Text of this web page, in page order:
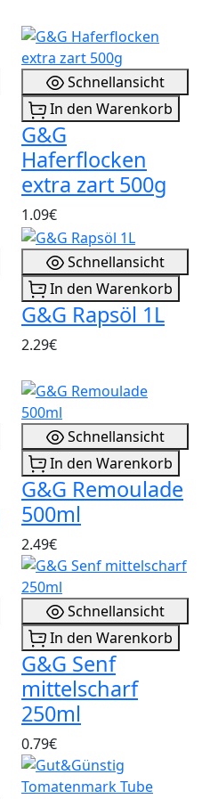
Schnellansicht
In den Warenkorb
G&G
Haferflocken
extra zart 500g
1.09€
Schnellansicht
In den Warenkorb
G&G Rapsöl 1L
2.29€
Schnellansicht
In den Warenkorb
G&G Remoulade
500ml
2.49€
Schnellansicht
In den Warenkorb
G&G Senf
mittelscharf
250ml
0.79€